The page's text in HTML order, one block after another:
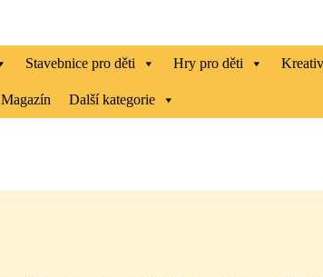
Stavebnice pro děti Hry pro děti
Magazín Další kategorie